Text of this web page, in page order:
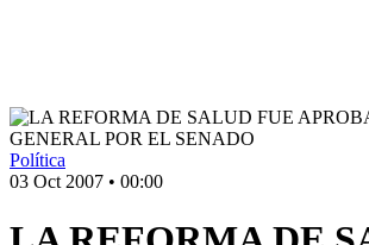
Política
03 Oct 2007 • 00:00